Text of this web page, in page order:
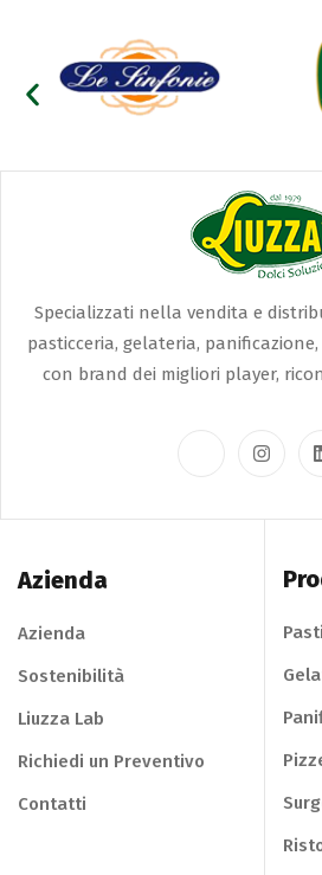
Specializzati nella vendita e
pasticceria, gelateria,
con brand dei migliori player,
Azienda
Azienda
Sostenibilità
Liuzza Lab
Richiedi un Preventivo
Contatti